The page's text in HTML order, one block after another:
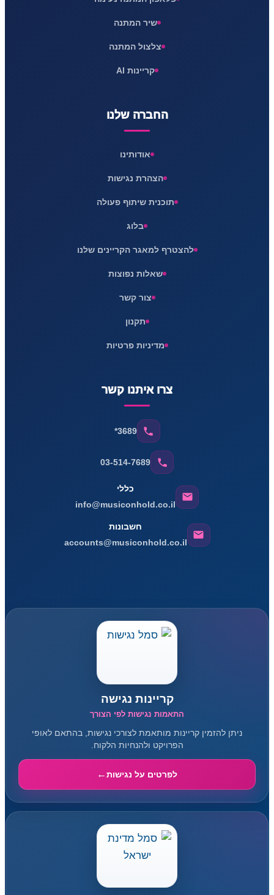
שיר המתנה
צלצול המתנה
קריינות AI
החברה שלנו
אודותינו
הצהרת נגישות
תוכנית שיתוף פעולה
בלוג
להצטרף למאגר הקריינים שלנו
שאלות נפוצות
צור קשר
תקנון
מדיניות פרטיות
צרו איתנו קשר
*3689
03-514-7689
כללי
info@musiconhold.co.il
חשבונות
accounts@musiconhold.co.il
קריינות נגישה
התאמות נגישות לפי הצורך
ניתן להזמין קריינות מותאמת לצורכי נגישות, בהתאם לאופי
הפרויקט ולהנחיות הלקוח.
לפרטים על נגישות